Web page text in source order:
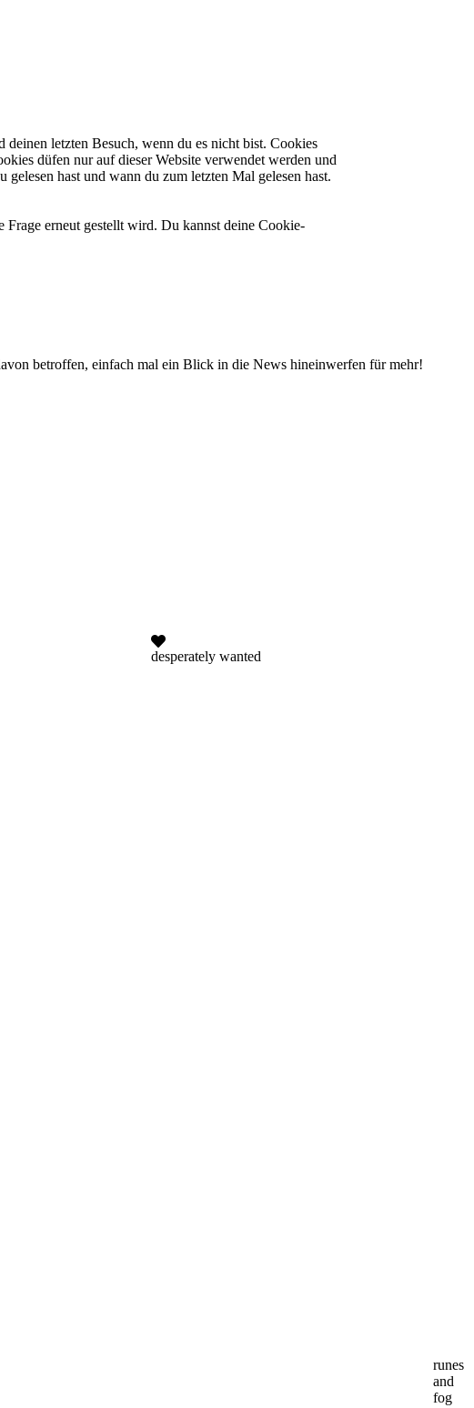
letzten Besuch, wenn du es nicht bist. Cookies
düfen nur auf dieser Website verwendet werden und
hast und wann du zum letzten Mal gelesen hast.
erneut gestellt wird. Du kannst deine Cookie-
betroffen, einfach mal ein Blick in die News hineinwerfen für mehr!
desperately wanted
runes
and
fog